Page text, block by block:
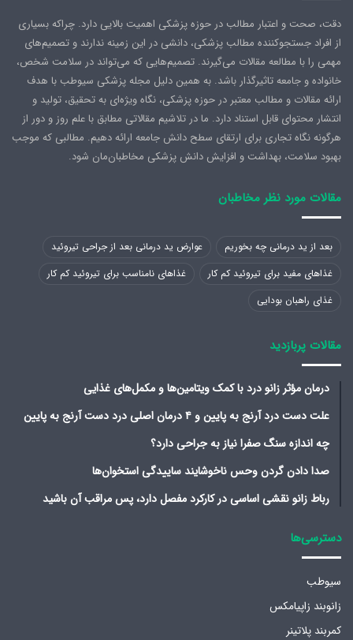
دقت، صحت و اعتبار مطالب در حوزه پزشکی اهمیت بالایی دارد. چراکه بسیاری
از افراد جستجوکننده مطالب پزشکی، دانشی در این زمینه ندارند و تصمیم‌های
مهمی را با مطالعه مقالات می‌گیرند. تصمیم‌هایی که می‌تواند در سلامت شخص،
خانواده و جامعه تاثیرگذار باشد. به همین دلیل مجله پزشکی سیوطب با هدف
ارائه مقالات و مطالب معتبر در حوزه پزشکی، نگاه ویژه‌ای به تحقیق، تولید و
انتشار محتوای قابل استناد دارد. ما در تلاشیم مقالاتی مطابق با علم روز و دور از
هرگونه نگاه تجاری برای ارتقای سطح دانش جامعه ارائه دهیم. مطالبی که موجب
بهبود سلامت، بهداشت و افزایش دانش پزشکی مخاطبان‌مان شود.
مقالات مورد نظر مخاطبان
بعد از ید درمانی چه بخوریم
عوارض ید درمانی بعد از جراحی تیروئید
غذاهای مفید برای تیروئید کم کار
غذاهای نامناسب برای تیروئید کم کار
غذای راهبان بودایی
مقالات پربازدید
درمان مؤثر زانو درد با کمک ویتامین‌ها و مکمل‌های غذایی
علت دست درد آرنج به پایین و ۴ درمان اصلی درد دست آرنج به پایین
چه اندازه سنگ صفرا نیاز به جراحی دارد؟
صدا دادن گردن وحس ناخوشایند ساییدگی استخوان‌ها
رباط زانو نقشی اساسی در کارکرد مفصل دارد، پس مراقب آن باشید
دسترسی‌ها
سیوطب
زانوبند زاپیامکس
کمربند پلاتینر